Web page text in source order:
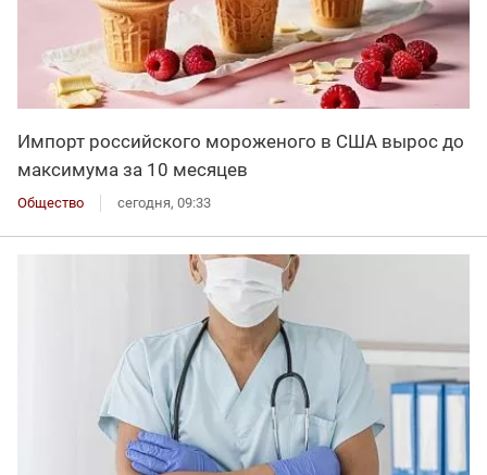
Импорт российского мороженого в США вырос до
максимума за 10 месяцев
Общество сегодня, 09:33